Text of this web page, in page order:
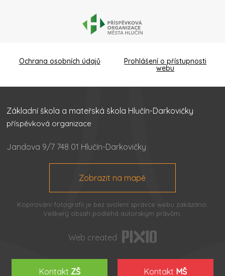
Ochrana osobních údajů Prohlášení o přístupnosti
webu
Základní škola a mateřská škola Hlučín-Darkovičky
příspěvková organizace
Jandova 9/7 748 01 Hlučín-Darkovičky
Zobrazit na mapě
Kopírování fotografií je bez svolení správce webu zakázáno.
Veškerý obsah podléhá autorským právům.
Web created
Kontakt ZŠ Kontakt MŠ